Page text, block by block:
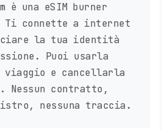
è una eSIM burner
connette a internet
la tua identità
Puoi usarla
e cancellarla
Nessun contratto,
nessuna traccia.